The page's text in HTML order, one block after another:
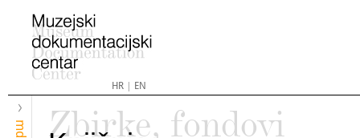
HR| EN
mdc
Zbirke, fondovi